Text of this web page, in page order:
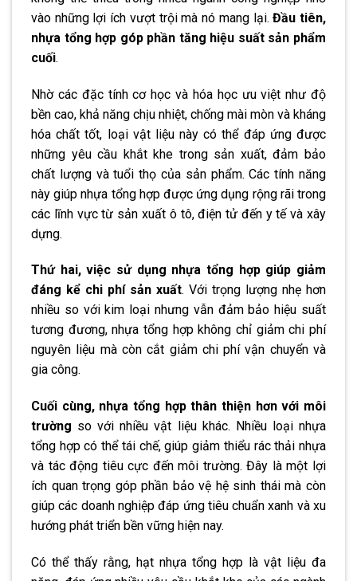
vào những lợi ích vượt trội mà nó mang lại.Đầu tiên,
nhựa tổng hợp góp phần tăng hiệu suất sản phẩm
cuối.
Nhờ các đặc tính cơ học và hóa học ưu việt như độ
bền cao, khả năng chịu nhiệt, chống mài mòn và kháng
hóa chất tốt, loại vật liệu này có thể đáp ứng được
những yêu cầu khắt khe trong sản xuất, đảm bảo
chất lượng và tuổi thọ của sản phẩm. Các tính năng
này giúp nhựa tổng hợp được ứng dụng rộng rãi trong
các lĩnh vực từ sản xuất ô tô, điện tử đến y tế và xây
dựng.
Thứ hai, việc sử dụng nhựa tổng hợp giúp giảm
đáng kể chi phí sản xuất. Với trọng lượng nhẹ hơn
nhiều so với kim loại nhưng vẫn đảm bảo hiệu suất
tương đương, nhựa tổng hợp không chỉ giảm chi phí
nguyên liệu mà còn cắt giảm chi phí vận chuyển và
gia công.
Cuối cùng, nhựa tổng hợp thân thiện hơn với môi
trường so với nhiều vật liệu khác. Nhiều loại nhựa
tổng hợp có thể tái chế, giúp giảm thiểu rác thải nhựa
và tác động tiêu cực đến môi trường. Đây là một lợi
ích quan trọng góp phần bảo vệ hệ sinh thái mà còn
giúp các doanh nghiệp đáp ứng tiêu chuẩn xanh và xu
hướng phát triển bền vững hiện nay.
Có thể thấy rằng, hạt nhựa tổng hợp là vật liệu đa